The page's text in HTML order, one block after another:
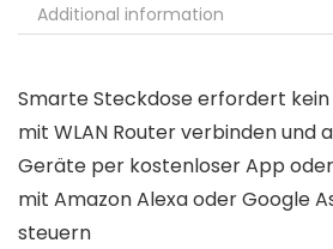
Additional information
Smarte Steckdose erfordert kein
mit WLAN Router verbinden und
Geräte per kostenloser App
mit Amazon Alexa oder Google
steuern